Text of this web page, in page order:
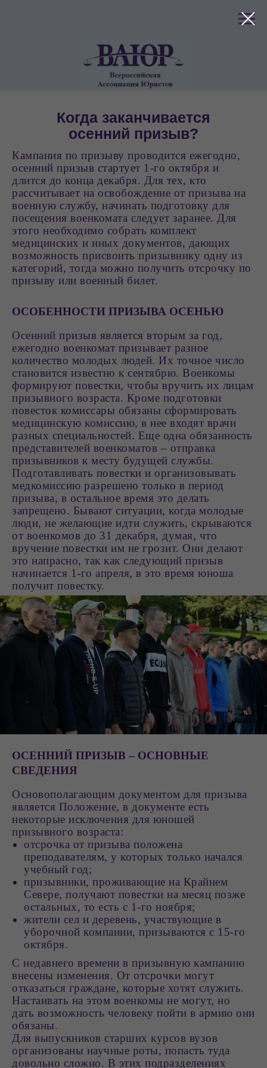
Когда заканчивается
осенний призыв?
Кампания по призыву проводится ежегодно,
осенний призыв стартует 1-го октября и
длится до конца декабря. Для тех, кто
рассчитывает на освобождение от призыва на
военную службу, начинать подготовку для
посещения военкомата следует заранее. Для
этого необходимо собрать комплект
медицинских и иных документов, дающих
возможность присвоить призывнику одну из
категорий, тогда можно получить отсрочку по
призыву или военный билет.
ОСОБЕННОСТИ ПРИЗЫВА ОСЕНЬЮ
Осенний призыв является вторым за год,
ежегодно военкомат призывает разное
количество молодых людей. Их точное число
становится известно к сентябрю. Военкомы
формируют повестки, чтобы вручить их лицам
призывного возраста. Кроме подготовки
повесток комиссары обязаны сформировать
медицинскую комиссию, в нее входят врачи
разных специальностей. Еще одна обязанность
представителей военкоматов – отправка
призывников к месту будущей службы.
Подготавливать повестки и организовывать
медкомиссию разрешено только в период
призыва, в остальное время это делать
запрещено. Бывают ситуации, когда молодые
люди, не желающие идти служить, скрываются
от военкомов до 31 декабря, думая, что
вручение повестки им не грозит. Они делают
это напрасно, так как следующий призыв
начинается 1-го апреля, в это время юноша
получит повестку.
ОСЕННИЙ ПРИЗЫВ – ОСНОВНЫЕ
СВЕДЕНИЯ
Основополагающим документом для призыва
является Положение, в документе есть
некоторые исключения для юношей
призывного возраста:
отсрочка от призыва положена
преподавателям, у которых только начался
учебный год;
призывники, проживающие на Крайнем
Севере, получают повестки на месяц позже
остальных, то есть с 1-го ноября;
жители сел и деревень, участвующие в
уборочной компании, призываются с 15-го
октября.
С недавнего времени в призывную кампанию
внесены изменения. От отсрочки могут
отказаться граждане, которые хотят служить.
Настаивать на этом военкомы не могут, но
дать возможность человеку пойти в армию они
обязаны.
Для выпускников старших курсов вузов
организованы научные роты, попасть туда
довольно сложно. В этих подразделениях